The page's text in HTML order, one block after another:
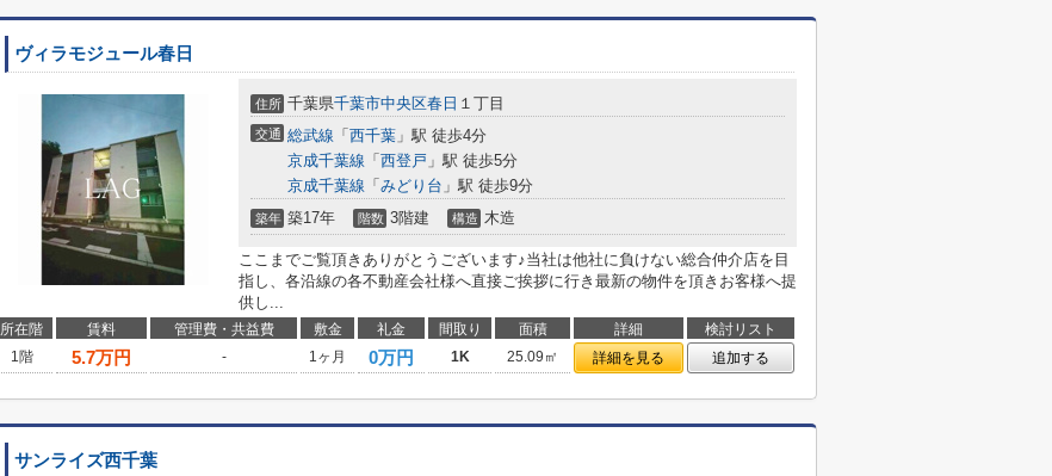
ヴィラモジュール春日
住所 千葉県千葉市中央区春日 １丁目
交通 総武線 「 西千葉 」駅 徒歩4分
京成千葉線 「 西登戸 」駅 徒歩5分
京成千葉線 「 みどり台 」駅 徒歩9分
築年 築17年 階数 3階建 構造 木造
ここまでご覧頂きありがとうございます♪当社は他社に負けない総合仲介店を目
指し、各沿線の各不動産会社様へ直接ご挨拶に行き最新の物件を頂きお客様へ提
供し...
所在階 賃料 管理費・共益費 敷金 礼金 間取り 面積 詳細
検討リスト
1階
5.7万円 - 1ヶ月 0万円 1K 25.09㎡ 詳細を見る 追加する
サンライズ西千葉